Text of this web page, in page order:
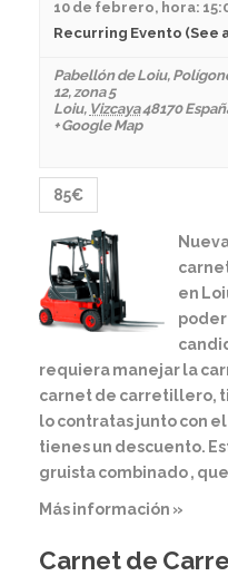
10 de febrero, hora:
Recurring Evento (See
Pabellón de Loiu,
12, zona 5
Loiu, Vizcaya48170
+ Google Map
85€
en
requiera manejar la
carnet de carretillero,
lo contratas junto con
tienes un descuento.
gruista combinado ,
Más información »
Carnet de